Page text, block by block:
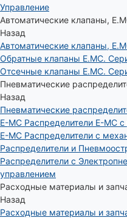
Управление
Автоматические клапаны,
Назад
Автоматические клапаны,
Обратные клапаны E.MC.
Отсечные клапаны E.MC.
Пневматические
Назад
Пневматические
E-MC Распределители E-MC
E-MC Распределители с
Распределители и
Распределители с
управлением
Расходные материалы и
Назад
Расходные материалы и